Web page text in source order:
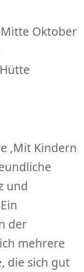
Oktober
‚Mit Kindern
und
der
mehrere
die sich gut